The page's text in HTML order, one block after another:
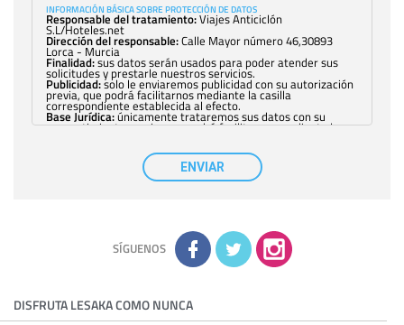
INFORMACIÓN BÁSICA SOBRE PROTECCIÓN DE DATOS
Responsable del tratamiento:Viajes Anticiclón
S.L/Hoteles.net
Dirección del responsable:Calle Mayor número 46,30893
Lorca - Murcia
Finalidad:sus datos serán usados para poder atender sus
solicitudes y prestarle nuestros servicios.
Publicidad:solo le enviaremos publicidad con su autorización
previa, que podrá facilitarnos mediante la casilla
correspondiente establecida al efecto.
Base Jurídica:únicamente trataremos sus datos con su
consentimiento previo, que podrá facilitarnos mediante la
con carácter general, sólo el personal de
nuestra entidad que esté debidamente autorizado podrá
tener conocimiento de la información que le pedimos. No se
comunicarán datos a terceros.
adicional y detallada sobre cómo tratamos sus datos en la
política de privacidad
ENVIAR
SÍGUENOS
DISFRUTA LESAKA COMO NUNCA